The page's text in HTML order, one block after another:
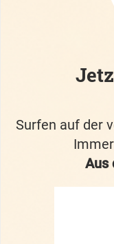
Surfen auf der
Aus